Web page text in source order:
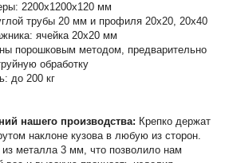
2200х1200х120 мм
трубы 20 мм и профиля 20х20, 20х40
ячейка 20х20 мм
порошковым методом, предварительно
обработку
до 200 кг
нашего производства: Крепко держат
наклоне кузова в любую из сторон.
из металла 3 мм, что позволило нам